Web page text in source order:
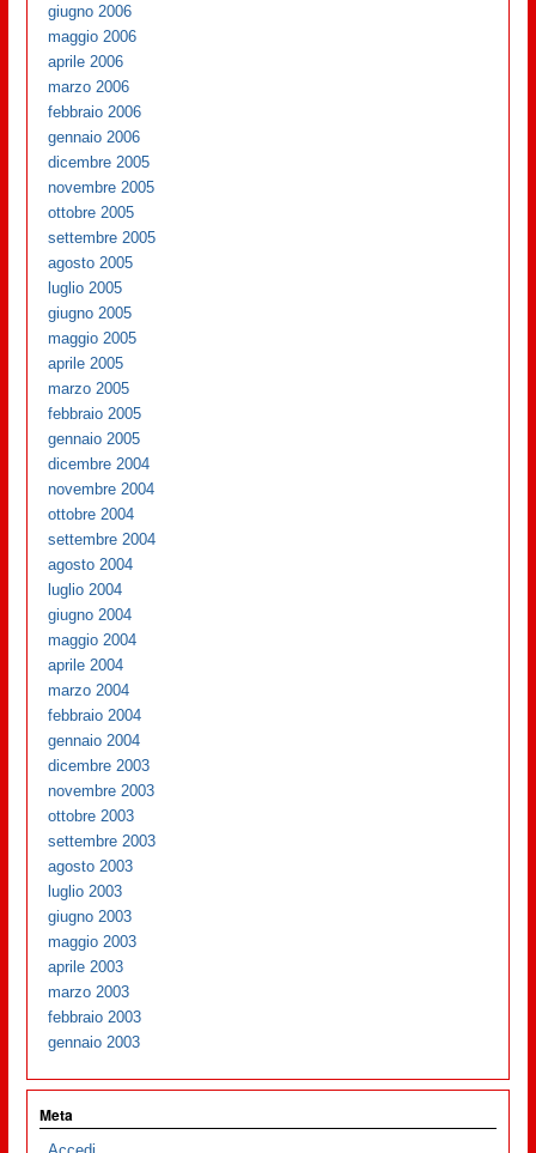
giugno 2006
maggio 2006
aprile 2006
marzo 2006
febbraio 2006
gennaio 2006
dicembre 2005
novembre 2005
ottobre 2005
settembre 2005
agosto 2005
luglio 2005
giugno 2005
maggio 2005
aprile 2005
marzo 2005
febbraio 2005
gennaio 2005
dicembre 2004
novembre 2004
ottobre 2004
settembre 2004
agosto 2004
luglio 2004
giugno 2004
maggio 2004
aprile 2004
marzo 2004
febbraio 2004
gennaio 2004
dicembre 2003
novembre 2003
ottobre 2003
settembre 2003
agosto 2003
luglio 2003
giugno 2003
maggio 2003
aprile 2003
marzo 2003
febbraio 2003
gennaio 2003
Meta